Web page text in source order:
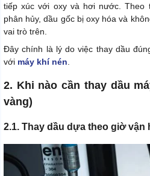
tiếp xúc với oxy và hơi nước. Theo
phân hủy, dầu gốc bị oxy hóa và
vai trò trên.
Đây chính là lý do việc thay dầu
với máy khí nén
2. Khi nào cần thay dầu
vàng)
2.1. Thay dầu dựa theo giờ vận